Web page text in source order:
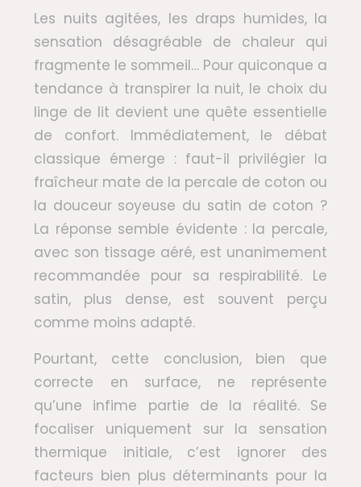
Les nuits agitées, les draps humides, la
sensation désagréable de chaleur qui
fragmente le sommeil… Pour quiconque a
tendance à transpirer la nuit, le choix du
linge de lit devient une quête essentielle
de confort. Immédiatement, le débat
classique émerge : faut-il privilégier la
fraîcheur mate de la percale de coton ou
la douceur soyeuse du satin de coton ?
La réponse semble évidente : la percale,
avec son tissage aéré, est unanimement
recommandée pour sa respirabilité. Le
satin, plus dense, est souvent perçu
comme moins adapté.
Pourtant, cette conclusion, bien que
correcte en surface, ne représente
qu’une infime partie de la réalité. Se
focaliser uniquement sur la sensation
thermique initiale, c’est ignorer des
facteurs bien plus déterminants pour la